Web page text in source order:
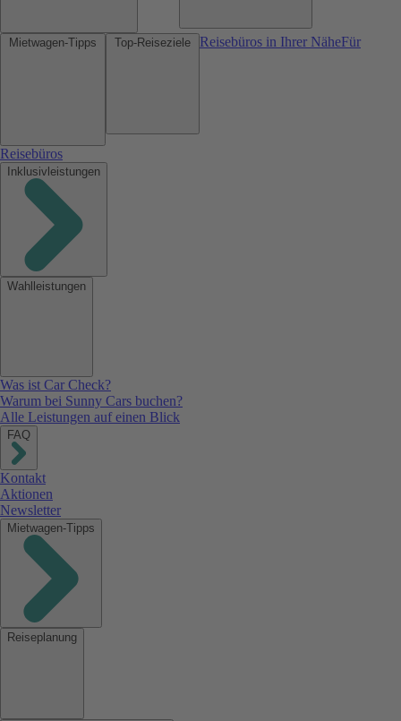
Reisebüros in Ihrer NäheFür
Reisebüros
Inklusivleistungen
Wahlleistungen
Was ist Car Check?
Warum bei Sunny Cars buchen?
Alle Leistungen auf einen Blick
FAQ
Kontakt
Aktionen
Newsletter
Mietwagen-Tipps
Reiseplanung